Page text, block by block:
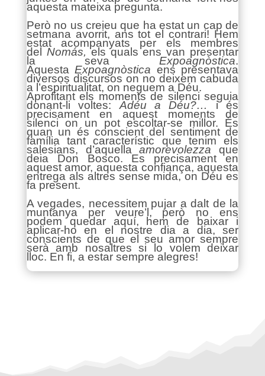
aquesta mateixa pregunta.
Però no us creieu que ha estat un cap de
setmana avorrit, ans tot el contrari! Hem
estat acompanyats per els membres
del Nomás, els quals ens van presentar
la sevaExpoagnòstica.
AquestaExpoagnòstica ens presentava
diversos discursos on no deixem cabuda
a l’espiritualitat, on neguem a Déu.
Aprofitant els moments de silenci seguia
donant-li voltes: Adéu a Déu?… i és
precisament en aquest moments de
silenci on un pot escoltar-se millor. És
quan un és conscient del sentiment de
família tant característic que tenim els
salesians, d’aquellaamorevolezza que
deia Don Bosco. Es precisament en
aquest amor, aquesta confiança, aquesta
entrega als altres sense mida, on Déu es
fa present.
A vegades, necessitem pujar a dalt de la
muntanya per veure’l, però no ens
podem quedar aquí, hem de baixar i
aplicar-ho en el nostre dia a dia, ser
conscients de que el seu amor sempre
serà amb nosaltres si lo volem deixar
lloc. En fi, a estar sempre alegres!